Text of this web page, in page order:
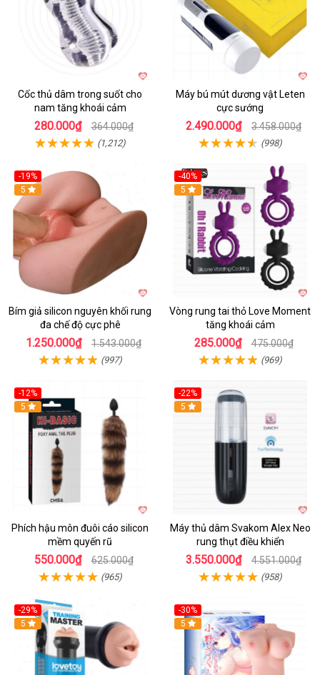
Cốc thủ dâm trong suốt cho
nam tăng khoái cảm
280.000₫ 364.000₫
(1,212)
Máy bú mút dương vật Leten
cực sướng
2.490.000₫ 3.458.000₫
(998)
-19%
Hot
5
Bím giả silicon nguyên khối rung
đa chế độ cực phê
1.250.000₫ 1.543.000₫
(997)
-40%
5
Vòng rung tai thỏ Love Moment
tăng khoái cảm
285.000₫ 475.000₫
(969)
-12%
Hot
5
Phích hậu môn đuôi cáo silicon
mềm quyến rũ
550.000₫ 625.000₫
(965)
-22%
5
Máy thủ dâm Svakom Alex Neo
rung thụt điều khiển
3.550.000₫ 4.551.000₫
(958)
-29%
Hot
5
-30%
Hot
5